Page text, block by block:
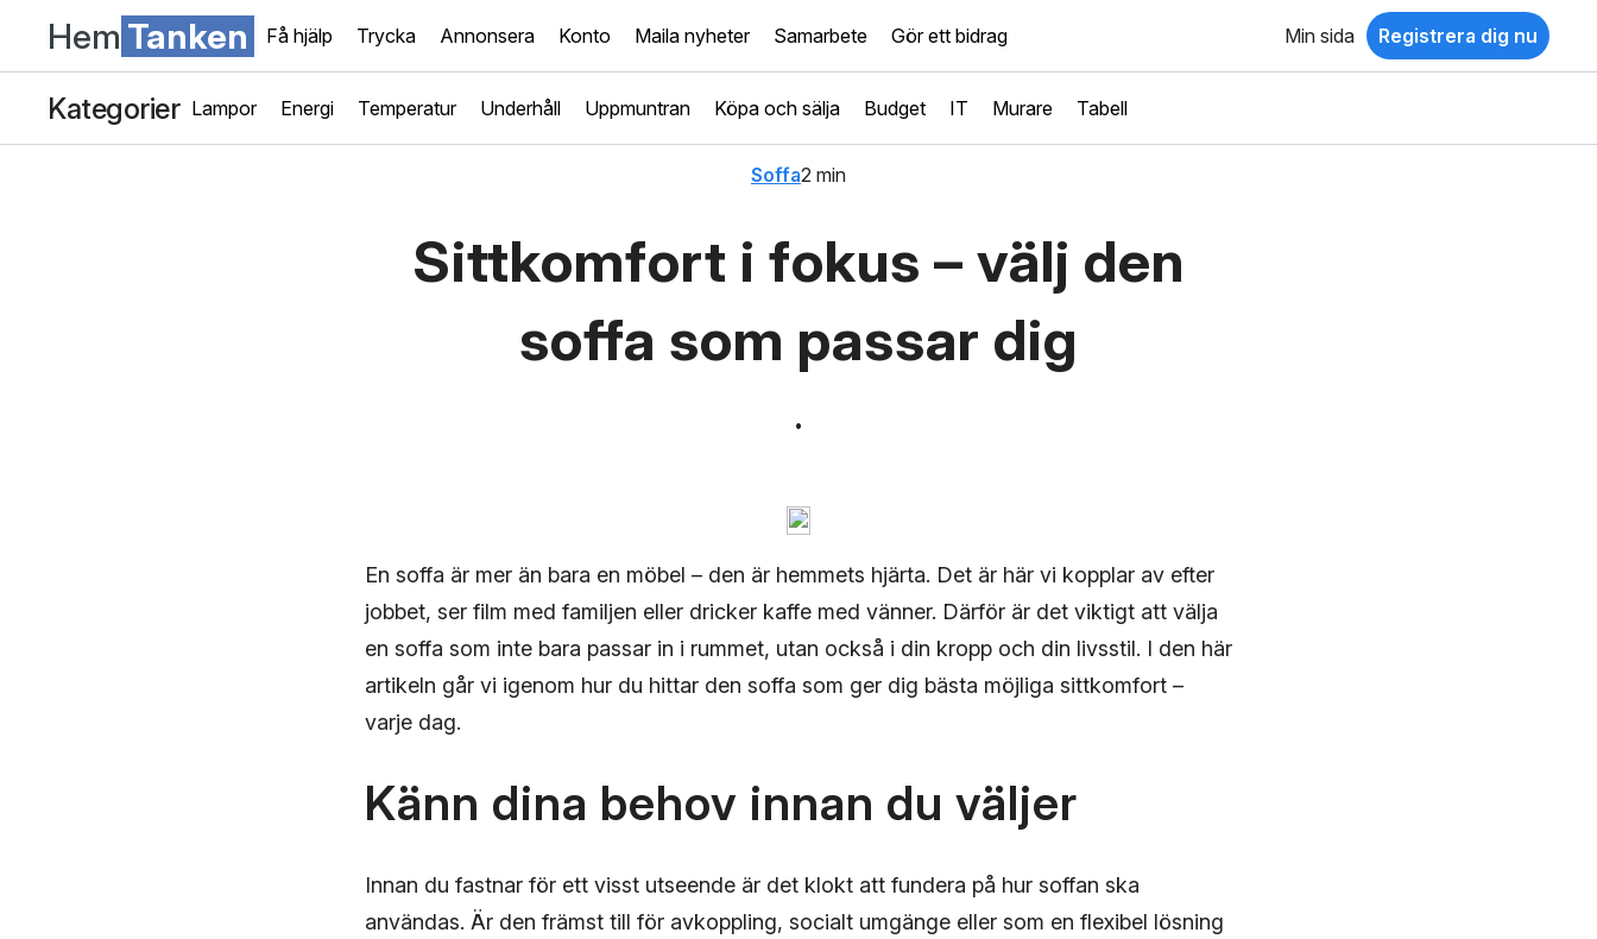
Hem Tanken Få hjälp Trycka Annonsera Konto Maila nyheter Samarbete Gör ett bidrag Min sida Registrera dig nu
Kategorier Lampor Energi Temperatur Underhåll Uppmuntran Köpa och sälja Budget IT Murare Tabell
Sittkomfort i fokus – välj den
soffa som passar dig
Soffa2 min
En soffa är mer än bara en möbel – den är hemmets hjärta. Det är här vi kopplar av efter
jobbet, ser film med familjen eller dricker kaffe med vänner. Därför är det viktigt att välja
en soffa som inte bara passar in i rummet, utan också i din kropp och din livsstil. I den här
artikeln går vi igenom hur du hittar den soffa som ger dig bästa möjliga sittkomfort –
varje dag.
Känn dina behov innan du väljer
Innan du fastnar för ett visst utseende är det klokt att fundera på hur soffan ska
användas. Är den främst till för avkoppling, socialt umgänge eller som en flexibel lösning